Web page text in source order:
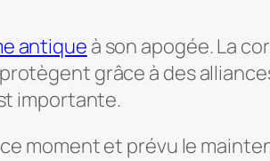
antique à son apogée. La
grâce à des
importante.
ce moment et prévu le